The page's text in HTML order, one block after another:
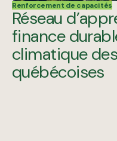
Renforcement de capacités
Réseau
finance
climatique
québécoises